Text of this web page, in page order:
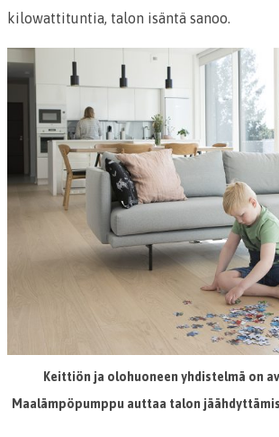
kilowattituntia, talon isäntä sanoo.
Keittiön ja olohuoneen yhdistelmä on
Maalämpöpumppu auttaa talon